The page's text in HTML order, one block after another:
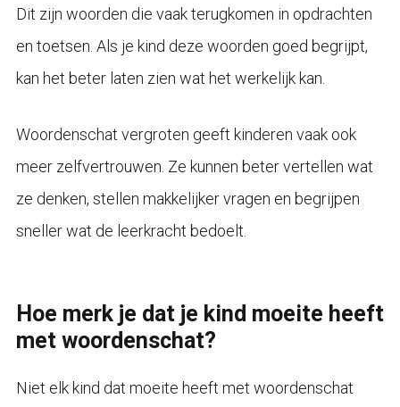
Dit zijn woorden die vaak terugkomen in opdrachten
en toetsen. Als je kind deze woorden goed begrijpt,
kan het beter laten zien wat het werkelijk kan.
Woordenschat vergroten geeft kinderen vaak ook
meer zelfvertrouwen. Ze kunnen beter vertellen wat
ze denken, stellen makkelijker vragen en begrijpen
sneller wat de leerkracht bedoelt.
Hoe merk je dat je kind moeite heeft
met woordenschat?
Niet elk kind dat moeite heeft met woordenschat